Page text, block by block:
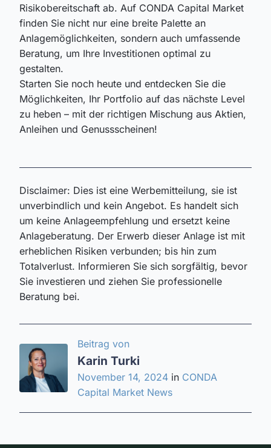
Risikobereitschaft ab. Auf CONDA Capital Market
finden Sie nicht nur eine breite Palette an
Anlagemöglichkeiten, sondern auch umfassende
Beratung, um Ihre Investitionen optimal zu
gestalten.
Starten Sie noch heute und entdecken Sie die
Möglichkeiten, Ihr Portfolio auf das nächste Level
zu heben – mit der richtigen Mischung aus Aktien,
Anleihen und Genussscheinen!
Disclaimer: Dies ist eine Werbemitteilung, sie ist
unverbindlich und kein Angebot. Es handelt sich
um keine Anlageempfehlung und ersetzt keine
Anlageberatung. Der Erwerb dieser Anlage ist mit
erheblichen Risiken verbunden; bis hin zum
Totalverlust. Informieren Sie sich sorgfältig, bevor
Sie investieren und ziehen Sie professionelle
Beratung bei.
Beitrag von
Karin Turki
November 14, 2024 in CONDA
Capital Market News